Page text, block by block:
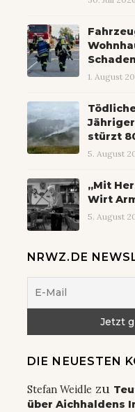
1. August
stürzt
5. August
„Mit
Wirt
5. August
NRWZ.DE
DIE NEUESTEN
Stefan Weidle zu
über Aichhaldens